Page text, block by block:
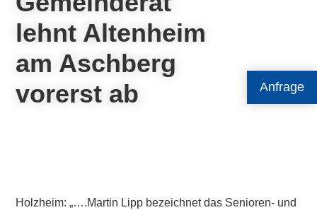
Anfrage
lehnt Altenheim
am Aschberg
vorerst ab
Holzheim: „….Martin Lipp bezeichnet das Senioren- und